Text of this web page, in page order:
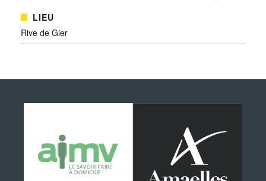
LIEU
Rive de Gier